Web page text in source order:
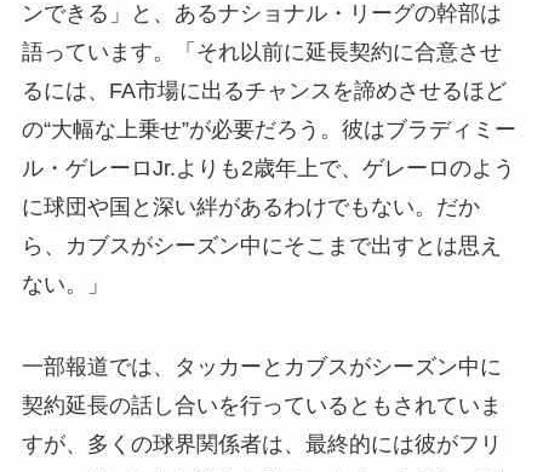
ンできる」と、あるナショナル・リーグの幹部は
語っています。「それ以前に延長契約に合意させ
るには、FA市場に出るチャンスを諦めさせるほど
の“大幅な上乗せ”が必要だろう。彼はブラディミー
ル・ゲレーロJr.よりも2歳年上で、ゲレーロのよう
に球団や国と深い絆があるわけでもない。だか
ら、カブスがシーズン中にそこまで出すとは思え
ない。」
一部報道では、タッカーとカブスがシーズン中に
契約延長の話し合いを行っているともされていま
すが、多くの球界関係者は、最終的には彼がフリ